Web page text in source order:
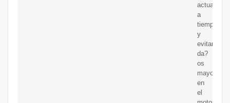
actuar
a
tiempo
y
evitar
da?
os
mayores
en
el